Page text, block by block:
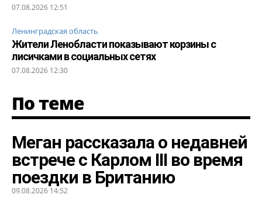
07.08.2026 12:51
Ленинградская область
Жители Ленобласти показывают корзины с
лисичками в социальных сетях
07.08.2026 12:30
По теме
Меган рассказала о недавней
встрече с Карлом III во время
поездки в Британию
09.08.2026 14:52